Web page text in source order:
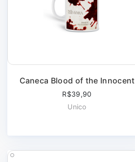
Caneca Blood of the Innocent
R$39,90
Unico